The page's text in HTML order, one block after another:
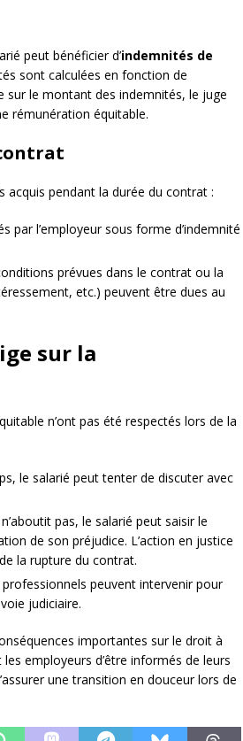
peut bénéficier d’indemnités de
sont calculées en fonction de
sur le montant des indemnités, le juge
rémunération équitable.
acquis pendant la durée du contrat :
par l’employeur sous forme d’indemnité
prévues dans le contrat ou la
etc.) peuvent être dues au
sur la
n’ont pas été respectés lors de la
le salarié peut tenter de discuter avec
pas, le salarié peut saisir le
de son préjudice. L’action en justice
la rupture du contrat.
professionnels peuvent intervenir pour
judiciaire.
importantes sur le droit à
employeurs d’être informés de leurs
une transition en douceur lors de